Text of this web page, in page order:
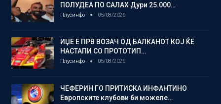
ПОЛУДЕА ПО САЛАХ Дури 25.000…
Плусинфо 05/08/2026
ИЏЕ Е ПРВ ВОЗАЧ ОД БАЛКАНОТ КОЈ ЌЕ
НАСТАПИ СО ПРОТОТИП…
Плусинфо 05/08/2026
ЧЕФЕРИН ГО ПРИТИСКА ИНФАНТИНО
Европските клубови би можеле…